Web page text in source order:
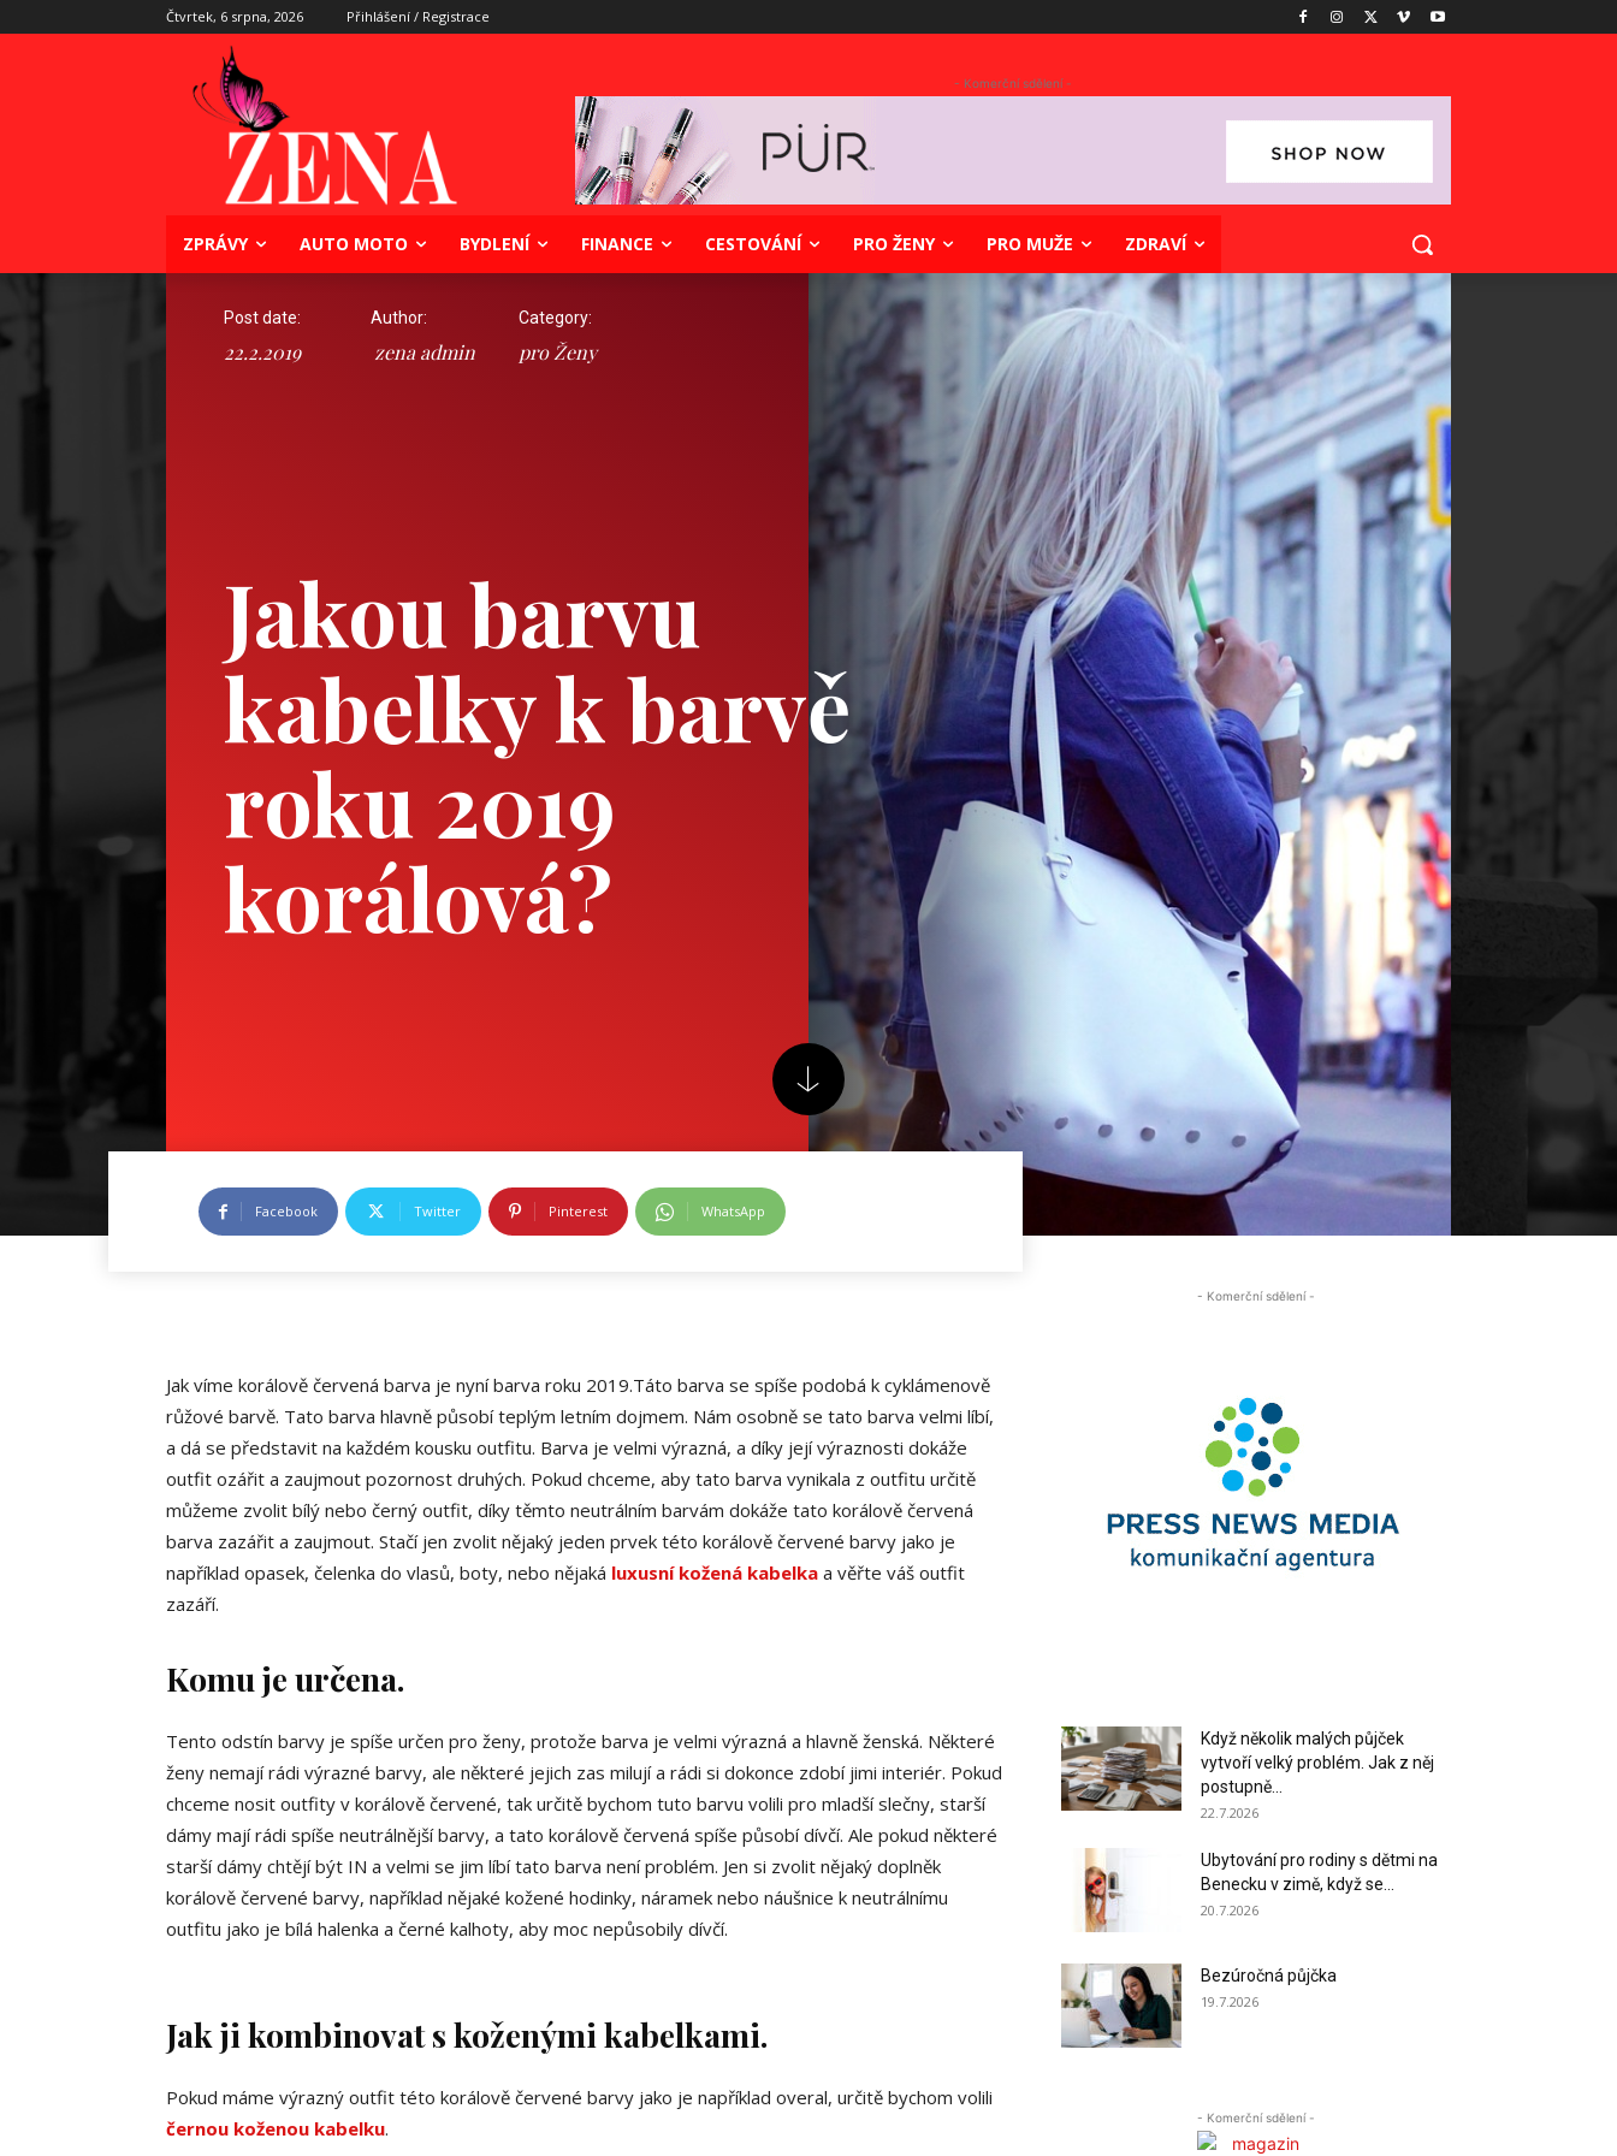
Čtvrtek, 6 srpna, 2026 Přihlášení / Registrace
- Komerční sdělení -
ZPRÁVY AUTO MOTO BYDLENÍ FINANCE CESTOVÁNÍ PRO ŽENY PRO MUŽE ZDRAVÍ
Jakou barvu
kabelky k barvě
roku 2019
korálová?
Post date:
22.2.2019
Author:
zena admin
Category:
pro Ženy
Facebook Twitter Pinterest WhatsApp
Jak víme korálově červená barva je nyní barva roku 2019.Táto barva se spíše podobá k cyklámenově
růžové barvě. Tato barva hlavně působí teplým letním dojmem. Nám osobně se tato barva velmi líbí,
a dá se představit na každém kousku outfitu. Barva je velmi výrazná, a díky její výraznosti dokáže
outfit ozářit a zaujmout pozornost druhých. Pokud chceme, aby tato barva vynikala z outfitu určitě
můžeme zvolit bílý nebo černý outfit, díky těmto neutrálním barvám dokáže tato korálově červená
barva zazářit a zaujmout. Stačí jen zvolit nějaký jeden prvek této korálově červené barvy jako je
například opasek, čelenka do vlasů, boty, nebo nějaká luxusní kožená kabelka a věřte váš outfit
zazáří.
Komu je určena.
Tento odstín barvy je spíše určen pro ženy, protože barva je velmi výrazná a hlavně ženská. Některé
ženy nemají rádi výrazné barvy, ale některé jejich zas milují a rádi si dokonce zdobí jimi interiér. Pokud
chceme nosit outfity v korálově červené, tak určitě bychom tuto barvu volili pro mladší slečny, starší
dámy mají rádi spíše neutrálnější barvy, a tato korálově červená spíše působí dívčí. Ale pokud některé
starší dámy chtějí být IN a velmi se jim líbí tato barva není problém. Jen si zvolit nějaký doplněk
korálově červené barvy, například nějaké kožené hodinky, náramek nebo náušnice k neutrálnímu
outfitu jako je bílá halenka a černé kalhoty, aby moc nepůsobily dívčí.
Jak ji kombinovat s koženými kabelkami.
Pokud máme výrazný outfit této korálově červené barvy jako je například overal, určitě bychom volili
černou koženou kabelku.
- Komerční sdělení -
Když několik malých půjček
vytvoří velký problém. Jak z něj
postupně...
22.7.2026
Ubytování pro rodiny s dětmi na
Benecku v zimě, když se...
20.7.2026
Bezúročná půjčka
19.7.2026
- Komerční sdělení -